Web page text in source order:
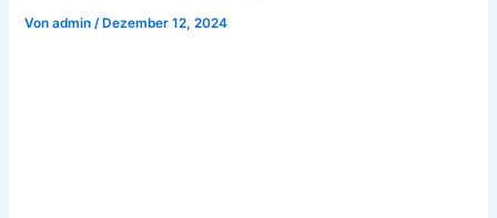
Vonadmin/ Dezember 12, 2024